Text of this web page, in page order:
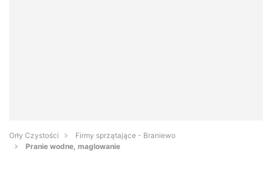
Orły Czystości
Firmy sprzątające - Braniewo
Pranie wodne, maglowanie